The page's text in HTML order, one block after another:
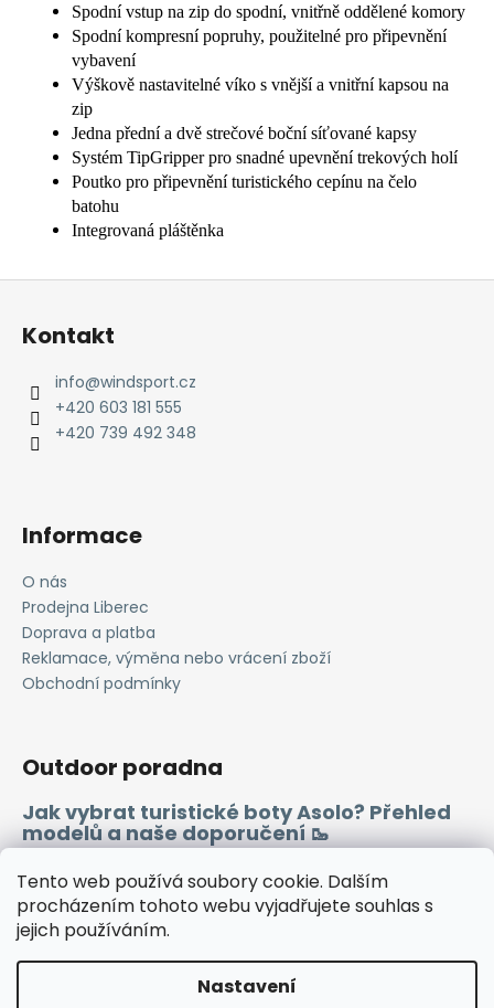
Tento web používá soubory cookie. Dalším
procházením tohoto webu vyjadřujete souhlas s
jejich používáním.
Nastavení
Spodní vstup na zip do spodní, vnitřně oddělené komory
Spodní kompresní popruhy, použitelné pro připevnění
vybavení
Výškově nastavitelné víko s vnější a vnitřní kapsou na
zip
Jedna přední a dvě strečové boční síťované kapsy
Systém TipGripper pro snadné upevnění trekových holí
Poutko pro připevnění turistického cepínu na čelo
batohu
Integrovaná pláštěnka
Z
Kontakt
info@windsport.cz
+420 603 181 555
+420 739 492 348
Informace
O nás
Prodejna Liberec
Doprava a platba
Reklamace, výměna nebo vrácení zboží
Obchodní podmínky
Outdoor poradna
Jak vybrat turistické boty Asolo? Přehled
modelů a naše doporučení 🥾